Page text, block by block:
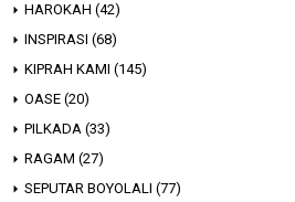
HAROKAH (42)
INSPIRASI (68)
KIPRAH KAMI (145)
OASE (20)
PILKADA (33)
RAGAM (27)
SEPUTAR BOYOLALI (77)